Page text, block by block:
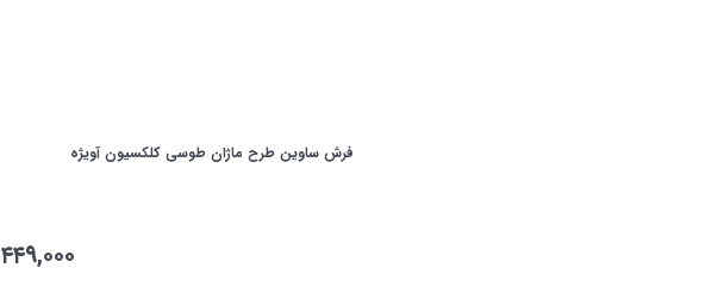
فرش ساوین طرح ماژان طوسی کلکسیون آویژه
۴۴۹,۰۰۰